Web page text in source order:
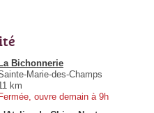
La Bichonnerie
Marie-des-Champs
km
Fermée, ouvre demain à 9h